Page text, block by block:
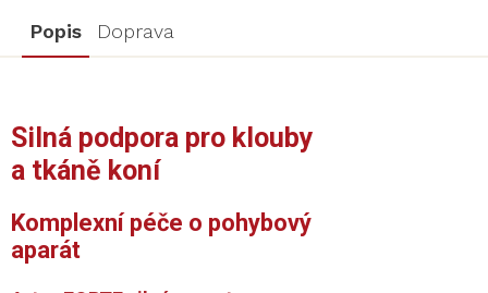
Popis Doprava
Silná podpora pro klouby
a tkáně koní
Komplexní péče o pohybový
aparát